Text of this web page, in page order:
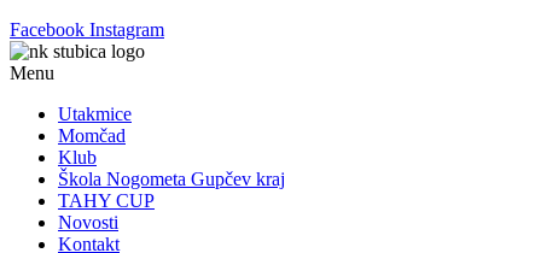
Facebook Instagram
Menu
Utakmice
Momčad
Klub
Škola Nogometa Gupčev kraj
TAHY CUP
Novosti
Kontakt